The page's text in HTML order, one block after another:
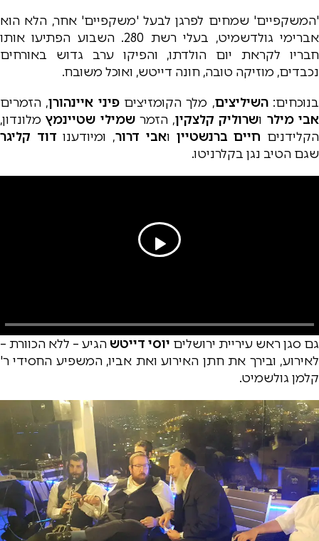
'המשקפיים' שמחים לפרגן לבעל 'משקפיים' אחר, הלא הוא
אברימי גולדשמיט, בעלי רשת 280. השבוע הפתיעו אותו
חבריו לקראת יום הולדתו, והפיקו ערב גדוש באורחים
נכבדים, מוזיקה טובה, חונה דייטש, ואוכל משובח.
בנוכחים:השיליצים, מלך הקומזיציםפיני איינהורן, הזמרים
אבי מילר ושרוליק קלצקין, הזמרשמילי שטיינמץמלונדון,
הקלידנים חיים ברנשטיין ואבי דרור, ומיודענו דוד קליגר
שגם הטיב נגן בקלרניטו.
גם סגן ראש עיריית ירושלים יוסי דייטש הגיע – ללא הכוורת –
לאירוע, ובירך את חתן האירוע ואת אביו, המשפיע החסידי ר'
קלמן גולשמיט.